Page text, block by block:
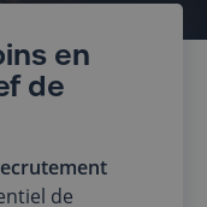
en
de
de